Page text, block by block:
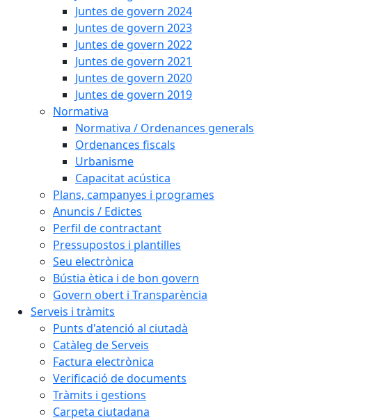
Juntes de govern 2024
Juntes de govern 2023
Juntes de govern 2022
Juntes de govern 2021
Juntes de govern 2020
Juntes de govern 2019
Normativa
Normativa / Ordenances generals
Ordenances fiscals
Urbanisme
Capacitat acústica
Plans, campanyes i programes
Anuncis / Edictes
Perfil de contractant
Pressupostos i plantilles
Seu electrònica
Bústia ètica i de bon govern
Govern obert i Transparència
Serveis i tràmits
Punts d'atenció al ciutadà
Catàleg de Serveis
Factura electrònica
Verificació de documents
Tràmits i gestions
Carpeta ciutadana